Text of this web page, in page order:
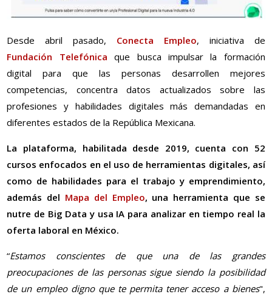
Desde abril pasado, Conecta Empleo, iniciativa de
Fundación Telefónica que busca impulsar la formación
digital para que las personas desarrollen mejores
competencias, concentra datos actualizados sobre las
profesiones y habilidades digitales más demandadas en
diferentes estados de la República Mexicana.
La plataforma, habilitada desde 2019, cuenta con 52
cursos enfocados en el uso de herramientas digitales, así
como de habilidades para el trabajo y emprendimiento,
además del Mapa del Empleo, una herramienta que se
nutre de Big Data y usa IA para analizar en tiempo real la
oferta laboral en México.
“Estamos conscientes de que una de las grandes
preocupaciones de las personas sigue siendo la posibilidad
de un empleo digno que te permita tener acceso a bienes",